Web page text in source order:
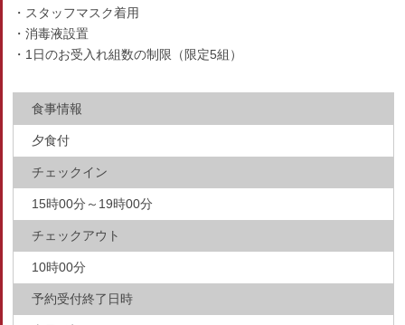
・スタッフマスク着用
・消毒液設置
・1日のお受入れ組数の制限（限定5組）
食事情報
夕食付
チェックイン
15時00分～19時00分
チェックアウト
10時00分
予約受付終了日時